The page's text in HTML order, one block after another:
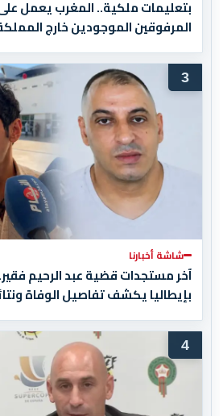
بتعليمات ملكية.. المغرب يعمل
المرفوقين الموجودين خارج
3
شاشة أخبارنا
آخر مستجدات قضية عبد الرحيم
بإيطاليا يكشف تفاصيل الوفاة
4